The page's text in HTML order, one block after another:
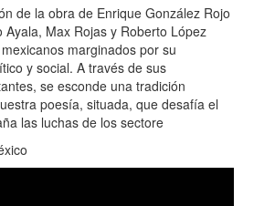
de la obra de Enrique González Rojo
Ayala, Max Rojas y Roberto López
marginados por su
y social. A través de sus
se esconde una tradición
poesía, situada, que desafía el
las luchas de los sectore